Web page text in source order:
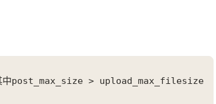
其中post_max_size > upload_max_filesize